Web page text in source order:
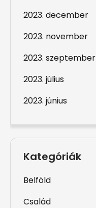
2023. december
2023. november
2023. szeptember
2023. július
2023. június
Kategóriák
Belföld
Család